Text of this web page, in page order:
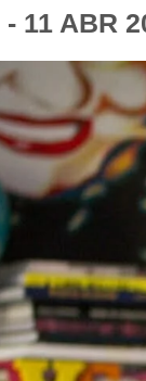
- 11 ABR